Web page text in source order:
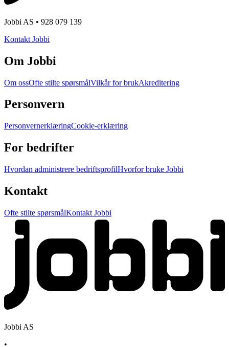
Jobbi AS • 928 079 139
Kontakt Jobbi
Om Jobbi
Om ossOfte stilte spørsmålVilkår for brukAkreditering
Personvern
PersonvernerklæringCookie-erklæring
For bedrifter
Hvordan administrere bedriftsprofilHvorfor bruke Jobbi
Kontakt
Ofte stilte spørsmålKontakt Jobbi
Jobbi AS
•